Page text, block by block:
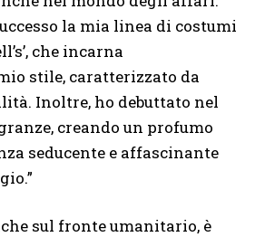
la mia linea di costumi
che incarna
stile, caratterizzato da
Inoltre, ho debuttato nel
creando un profumo
seducente e affascinante
sul fronte umanitario, è